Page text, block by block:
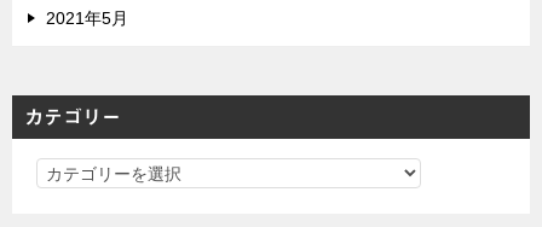
2021年5月
カテゴリー
カ